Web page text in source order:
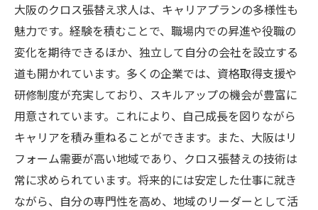
大阪のクロス張替え求人は、キャリアプランの多様性も
魅力です。経験を積むことで、職場内での昇進や役職の
変化を期待できるほか、独立して自分の会社を設立する
道も開かれています。多くの企業では、資格取得支援や
研修制度が充実しており、スキルアップの機会が豊富に
用意されています。これにより、自己成長を図りながら
キャリアを積み重ねることができます。また、大阪はリ
フォーム需要が高い地域であり、クロス張替えの技術は
常に求められています。将来的には安定した仕事に就き
ながら、自分の専門性を高め、地域のリーダーとして活